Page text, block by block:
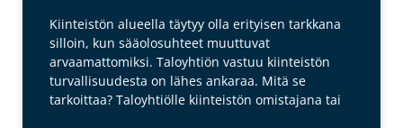
Kiinteistön alueella täytyy olla erityisen tarkkana
silloin, kun sääolosuhteet muuttuvat
arvaamattomiksi. Taloyhtiön vastuu kiinteistön
turvallisuudesta on lähes ankaraa. Mitä se
tarkoittaa? Taloyhtiölle kiinteistön omistajana tai